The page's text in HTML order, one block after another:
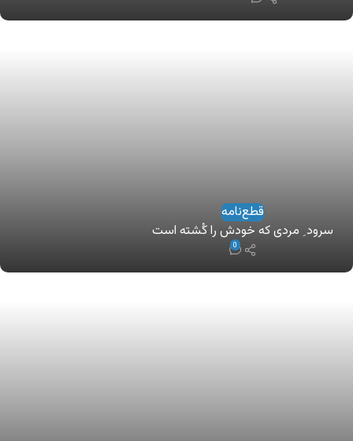
قطع‌نامه
سرود ِ مردی که خودش را کُشته است
0